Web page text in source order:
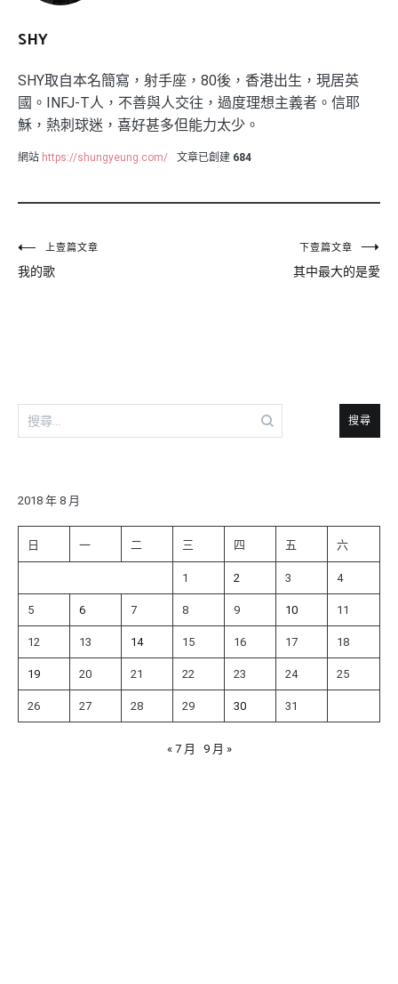
SHY
SHY取自本名簡寫，射手座，80後，香港出生，現居英
國。INFJ-T人，不善與人交往，過度理想主義者。信耶
穌，熱刺球迷，喜好甚多但能力太少。
網站 https://shungyeung.com/ 文章已創建 684
文
章
上壹篇文章
我的歌
下壹篇文章
其中最大的是愛
搜
尋
字:
2018 年 8 月
日 一 二 三 四 五 六
1 2 3 4
5 6 7 8 9 10 11
12 13 14 15 16 17 18
19 20 21 22 23 24 25
26 27 28 29 30 31
« 7 月 9 月 »